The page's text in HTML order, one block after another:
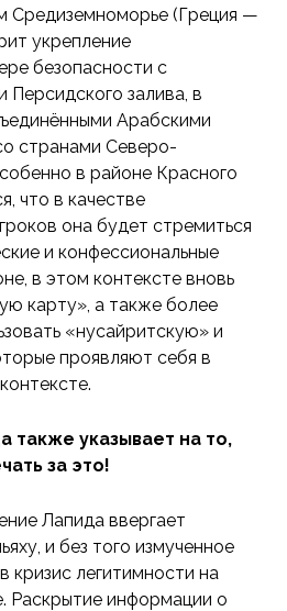
Средиземноморье (Греция —
укрепление
безопасности с
залива, в
Арабскими
странами Северо-
в районе Красного
что в качестве
она будет стремиться
и конфессиональные
в этом контексте вновь
карту», а также более
«нусайритскую» и
проявляют себя в
также указывает на то,
за это!
Лапида ввергает
и без того измученное
кризис легитимности на
Раскрытие информации о